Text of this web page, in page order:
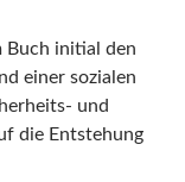
Buch initial den
einer sozialen
und
die Entstehung